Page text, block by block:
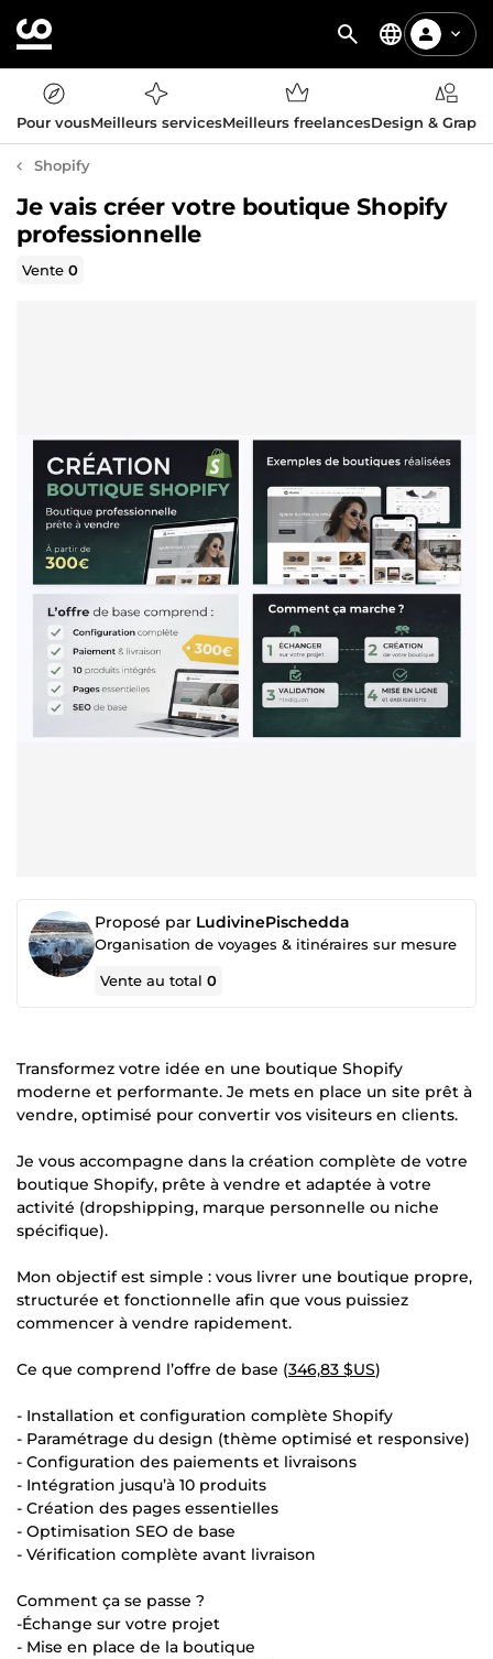
Pour vousMeilleurs servicesMeilleurs freelancesDesign &
Shopify
Je vais créer votre boutique Shopify
professionnelle
Vente0
Proposé par LudivinePischedda
Organisation de voyages & itinéraires sur mesure
Vente au total0
Transformez votre idée en une boutique Shopify
moderne et performante. Je mets en place un site prêt à
vendre, optimisé pour convertir vos visiteurs en clients.
Je vous accompagne dans la création complète de votre
boutique Shopify, prête à vendre et adaptée à votre
activité (dropshipping, marque personnelle ou niche
spécifique).
Mon objectif est simple : vous livrer une boutique propre,
structurée et fonctionnelle afin que vous puissiez
commencer à vendre rapidement.
Ce que comprend l’offre de base (346,83 $US)
- Installation et configuration complète Shopify
- Paramétrage du design (thème optimisé et responsive)
- Configuration des paiements et livraisons
- Intégration jusqu’à 10 produits
- Création des pages essentielles
- Optimisation SEO de base
- Vérification complète avant livraison
Comment ça se passe ?
-Échange sur votre projet
- Mise en place de la boutique